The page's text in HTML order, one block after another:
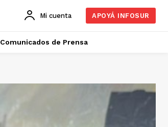
Mi cuenta APOYÁ INFOSUR
Comunicados de Prensa